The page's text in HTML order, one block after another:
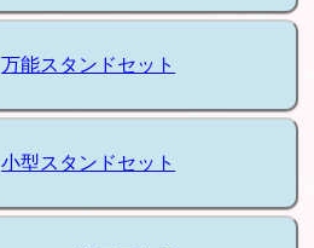
万能スタンドセット
小型スタンドセット